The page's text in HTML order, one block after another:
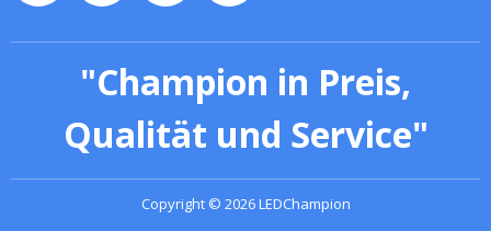
"Champion in Preis,
Qualität und Service"
Copyright© 2026LEDChampion